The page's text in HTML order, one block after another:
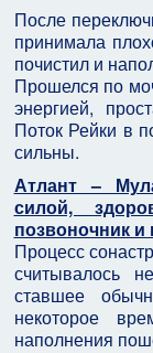
После
принимала
почистил и
Прошелся по
энергией,
Поток Рейки в
сильны.
Атлант –
силой,
позвоночник и
Процесс
считывалось
ставшее
некоторое
наполнения